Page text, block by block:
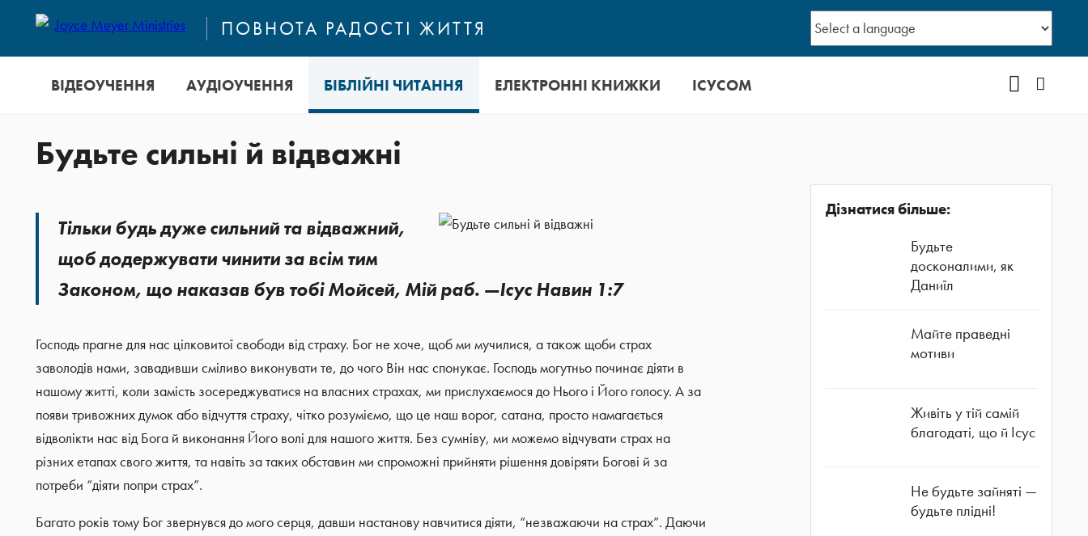
ПОВНОТА РАДОСТІ ЖИТТЯ
ВІДЕОУЧЕННЯ АУДІОУЧЕННЯ БІБЛІЙНІ ЧИТАННЯ ЕЛЕКТРОННІ КНИЖКИ ІСУСОМ YOUTUBE
Будьте сильні й відважні
Тільки будь дуже сильний та відважний,
щоб додержувати чинити за всім тим
Законом, що наказав був тобі Мойсей, Мій раб. —Ісус Навин 1:7
Господь прагне для нас цілковитої свободи від страху. Бог не хоче, щоб ми мучилися, а також щоби страх
заволодів нами, завадивши сміливо виконувати те, до чого Він нас спонукає. Господь могутньо починає діяти в
нашому житті, коли замість зосереджуватися на власних страхах, ми прислухаємося до Нього і Його голосу. А за
появи тривожних думок або відчуття страху, чітко розуміємо, що це наш ворог, сатана, просто намагається
відволікти нас від Бога й виконання Його волі для нашого життя. Без сумніву, ми можемо відчувати страх на
різних етапах свого життя, та навіть за таких обставин ми спроможні прийняти рішення довіряти Богові й за
потреби “діяти попри страх”.
Багато років тому Бог звернувся до мого серця, давши настанову навчитися діяти, “незважаючи на страх”. Даючи
Дізнатися більше:
Будьте
досконалими, як
Даниїл
Майте праведні
мотиви
Живіть у тій самій
благодаті, що й Ісус
Не будьте зайняті —
будьте плідні!